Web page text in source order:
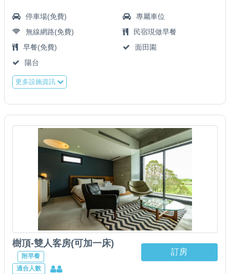
停車場(免費)
專屬車位
無線網路(免費)
民宿現做早餐
早餐(免費)
面田園
陽台
更多設施資訊
樹頂-雙人客房(可加一床)
附早餐
適合人數
訂房